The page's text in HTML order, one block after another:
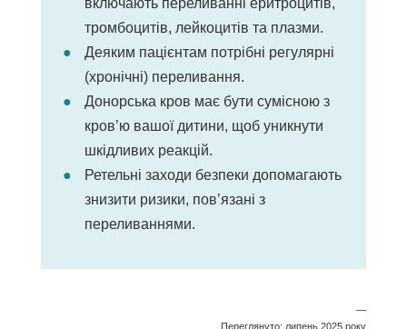
тромбоцитів, лейкоцитів та плазми.
Деяким пацієнтам потрібні регулярні
(хронічні) переливання.
Донорська кров має бути сумісною з
кров’ю вашої дитини, щоб уникнути
шкідливих реакцій.
Ретельні заходи безпеки допомагають
знизити ризики, пов’язані з
переливаннями.
—
Переглянуто: липень 2025 року